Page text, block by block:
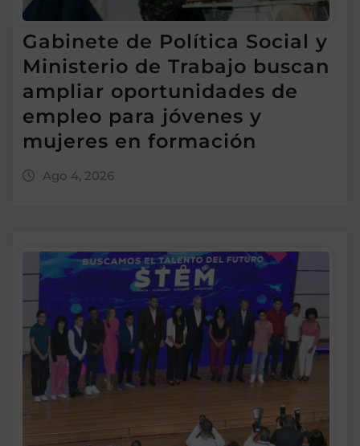
Gabinete de Política Social y
Ministerio de Trabajo buscan
ampliar oportunidades de
empleo para jóvenes y
mujeres en formación
Ago 4, 2026